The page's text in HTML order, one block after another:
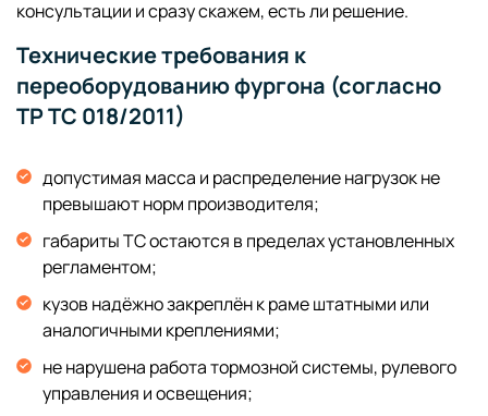
консультации и сразу скажем, есть ли решение.
Технические требования к
переоборудованию фургона (согласно
ТР ТС 018/2011)
допустимая масса и распределение нагрузок не
превышают норм производителя;
габариты ТС остаются в пределах установленных
регламентом;
кузов надёжно закреплён к раме штатными или
аналогичными креплениями;
не нарушена работа тормозной системы, рулевого
управления и освещения;